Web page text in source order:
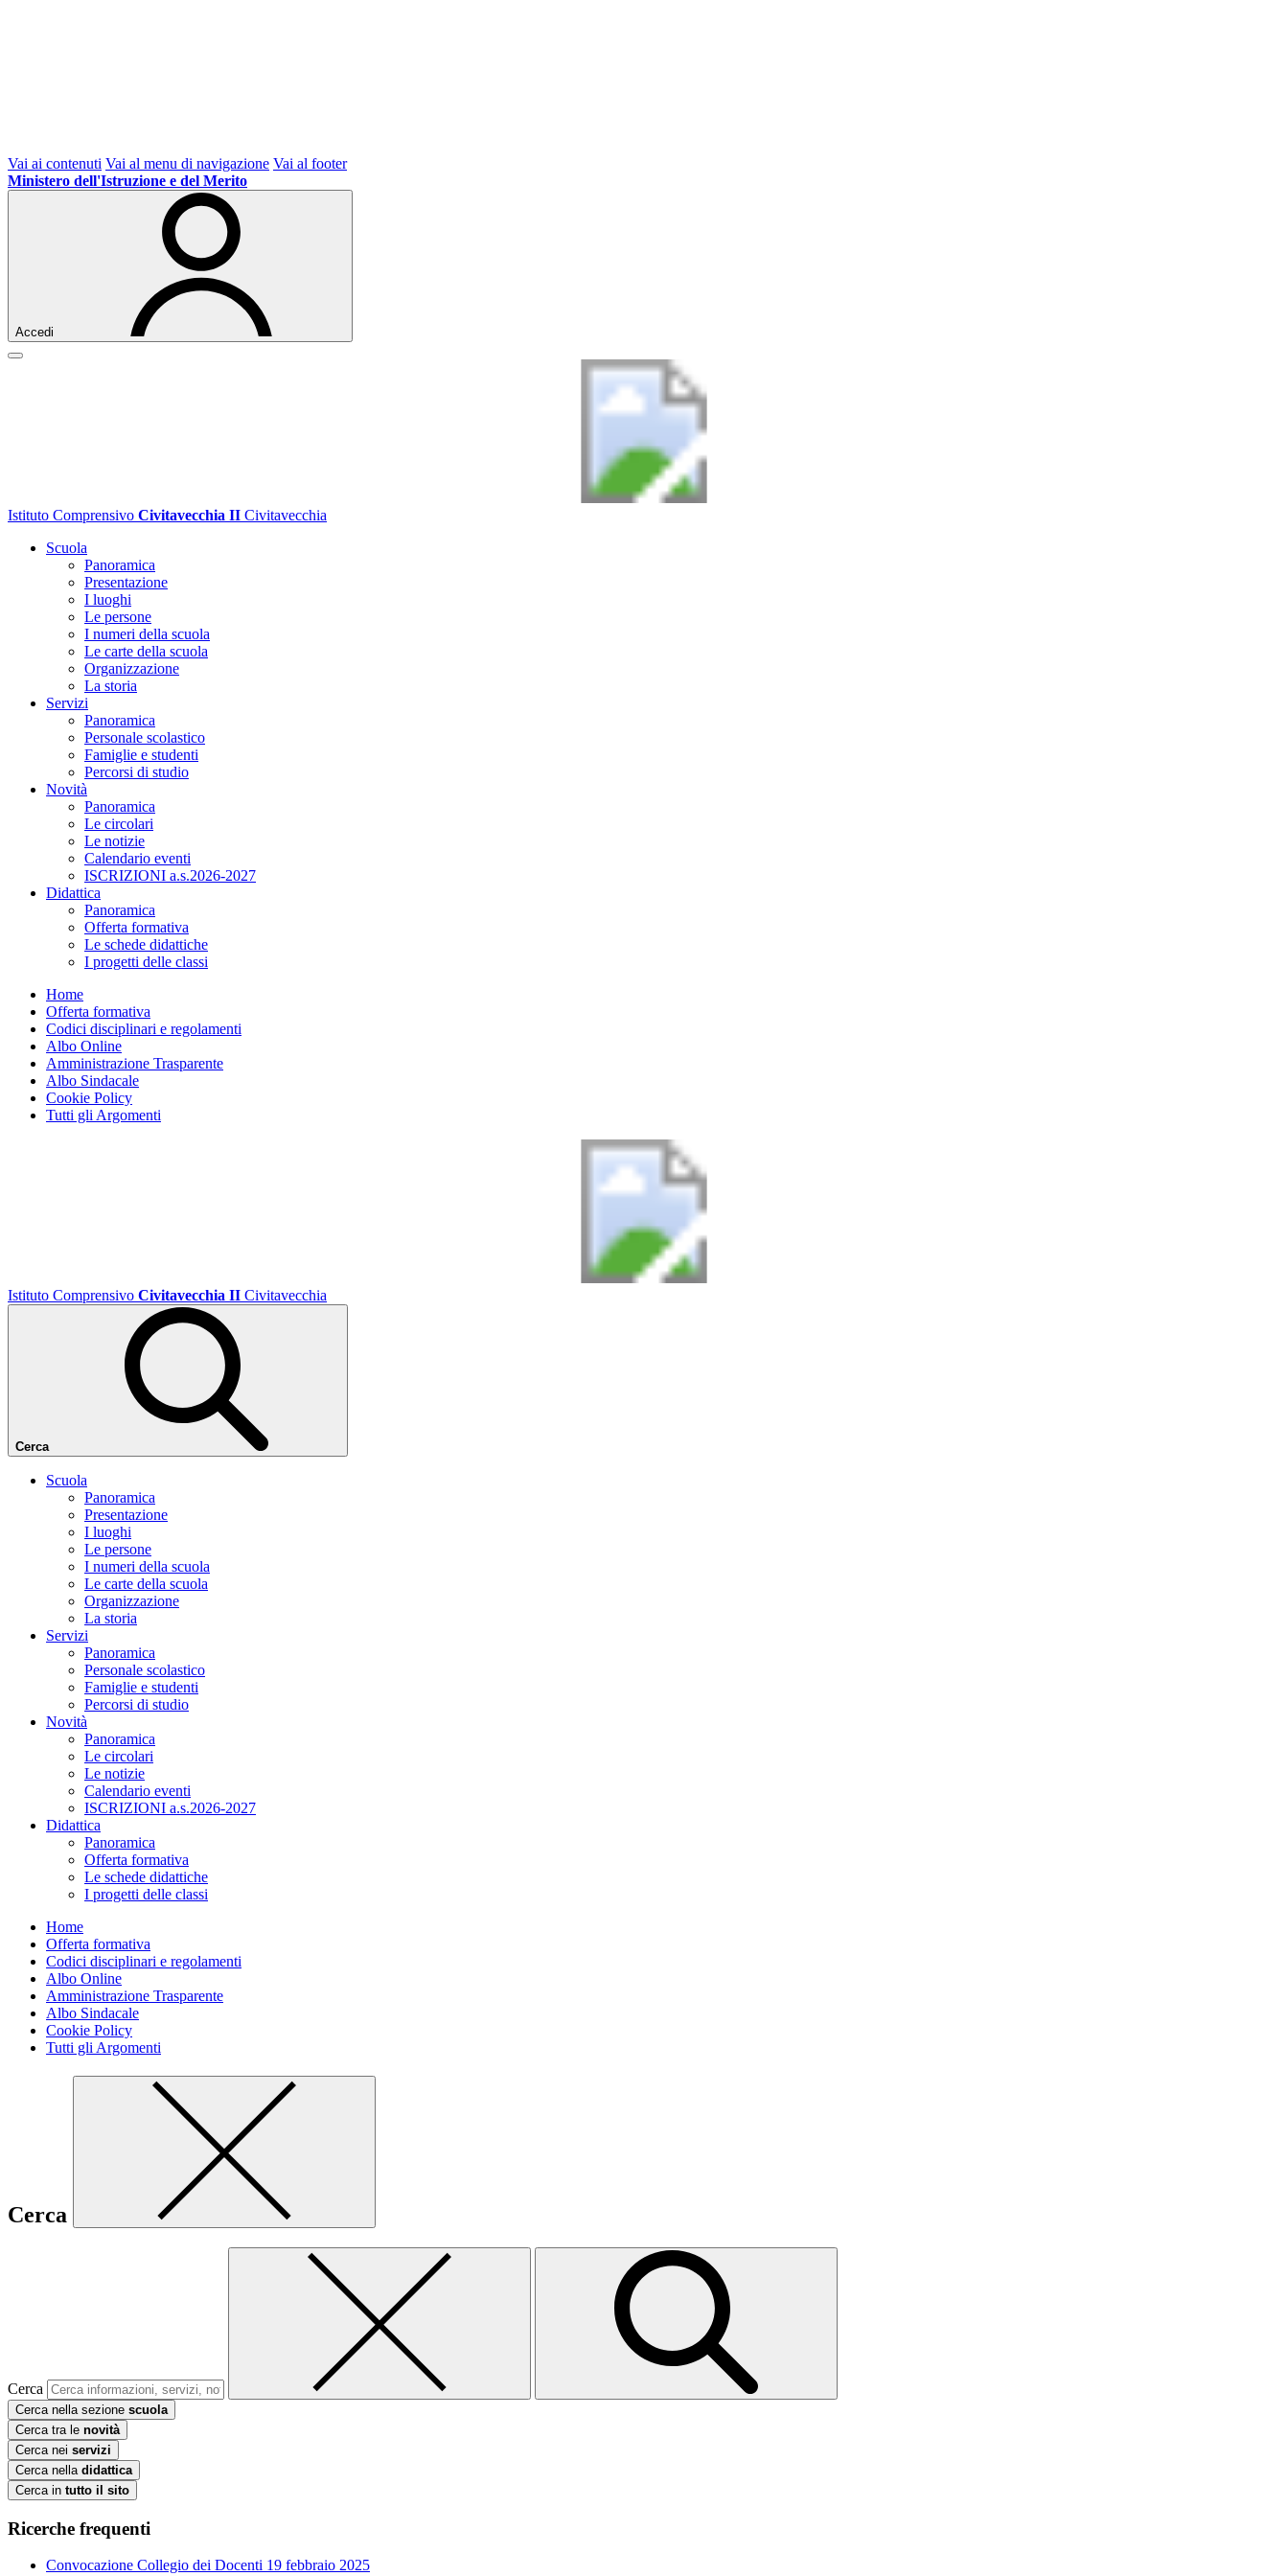
Vai ai contenuti Vai al menu di navigazione Vai al footer
Ministero dell'Istruzione e del Merito
Accedi
Istituto Comprensivo Civitavecchia II Civitavecchia
Scuola
Panoramica
Presentazione
I luoghi
Le persone
I numeri della scuola
Le carte della scuola
Organizzazione
La storia
Servizi
Panoramica
Personale scolastico
Famiglie e studenti
Percorsi di studio
Novità
Panoramica
Le circolari
Le notizie
Calendario eventi
ISCRIZIONI a.s.2026-2027
Didattica
Panoramica
Offerta formativa
Le schede didattiche
I progetti delle classi
Home
Offerta formativa
Codici disciplinari e regolamenti
Albo Online
Amministrazione Trasparente
Albo Sindacale
Cookie Policy
Tutti gli Argomenti
Istituto Comprensivo Civitavecchia II Civitavecchia
Cerca
Scuola
Panoramica
Presentazione
I luoghi
Le persone
I numeri della scuola
Le carte della scuola
Organizzazione
La storia
Servizi
Panoramica
Personale scolastico
Famiglie e studenti
Percorsi di studio
Novità
Panoramica
Le circolari
Le notizie
Calendario eventi
ISCRIZIONI a.s.2026-2027
Didattica
Panoramica
Offerta formativa
Le schede didattiche
I progetti delle classi
Home
Offerta formativa
Codici disciplinari e regolamenti
Albo Online
Amministrazione Trasparente
Albo Sindacale
Cookie Policy
Tutti gli Argomenti
Cerca
Cerca
Cerca nella sezione scuola
Cerca tra le novità
Cerca nei servizi
Cerca nella didattica
Cerca in tutto il sito
Ricerche frequenti
Convocazione Collegio dei Docenti 19 febbraio 2025